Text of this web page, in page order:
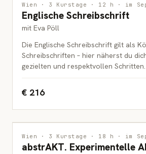
ZEICHNUNG
ERWACHSENE
Wien · 3 Kurstage · 12 h · im
Englische Schreibschrift
mit Eva Pöll
Die Englische Schreibschrift gilt als
Schreibschriften – hier näherst du
gezielten und respektvollen Schritten.
€ 216
ZEICHNUNG
ERWACHSENE
Wien · 3 Kurstage · 18 h · im
abstrAKT. Experimentelle